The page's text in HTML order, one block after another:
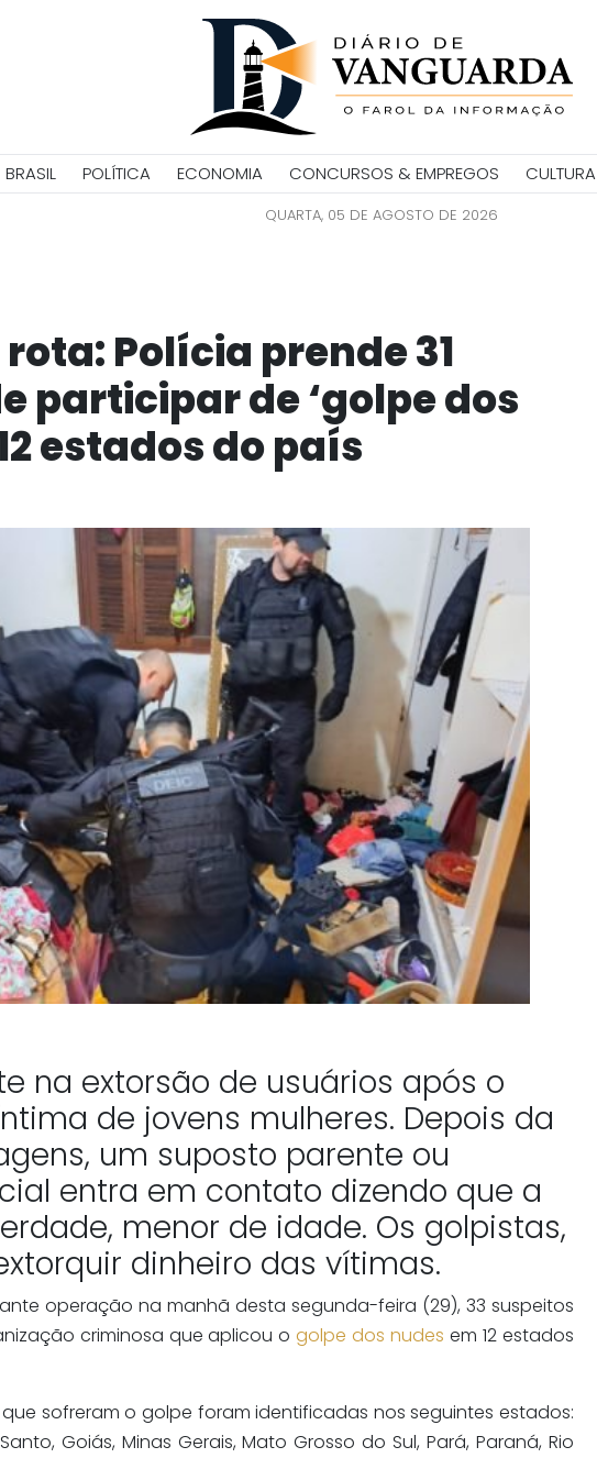
BRASIL POLÍTICA ECONOMIA CONCURSOS & EMPREGOS CULTURA
QUARTA, 05 DE AGOSTO DE 2026
Polícia prende 31
participar de ‘golpe dos
estados do país
na extorsão de usuários após o
de jovens mulheres. Depois da
um suposto parente ou
entra em contato dizendo que a
menor de idade. Os golpistas,
dinheiro das vítimas.
operação na manhã desta segunda-feira (29), 33 suspeitos
criminosa que aplicou ogolpe dos nudes em 12 estados
sofreram o golpe foram identificadas nos seguintes estados:
Goiás, Minas Gerais, Mato Grosso do Sul, Pará, Paraná, Rio